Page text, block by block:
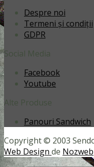
Despre noi
Termeni și condiții
GDPR
Social Media
Facebook
Youtube
Alte Produse
Panouri Sandwich
Copyright © 2003
Web Design de Nozweb